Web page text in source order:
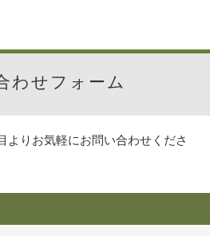
わせフォーム
よりお気軽にお問い合わせくださ